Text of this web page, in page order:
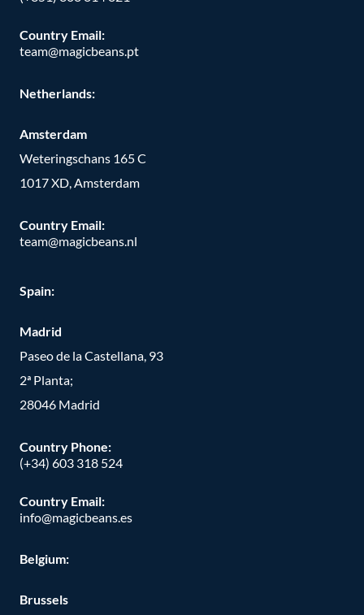
Country Email:
team@magicbeans.pt
Netherlands:
Amsterdam
Weteringschans 165 C
1017 XD, Amsterdam
Country Email:
team@magicbeans.nl
Spain:
Madrid
Paseo de la Castellana, 93
2ª Planta;
28046 Madrid
Country Phone:
(+34) 603 318 524
Country Email:
info@magicbeans.es
Belgium:
Brussels